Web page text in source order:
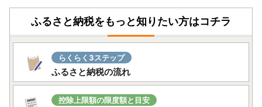
ふるさと納税をもっと知りたい方はコチラ
らくらく3ステップ
ふるさと納税の流れ
控除上限額の限度額と目安